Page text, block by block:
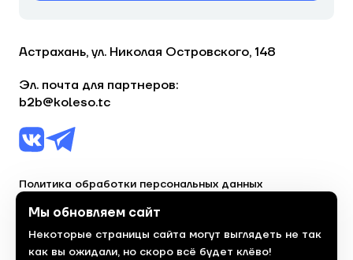
Астрахань, ул. Николая Островского, 148
Эл. почта для партнеров:
b2b@koleso.tc
Политика обработки персональных данных
© 2023, торгово-сервисная сеть «Колесо»
Мы обновляем сайт
Некоторые страницы сайта могут выглядеть не так
как вы ожидали, но скоро всё будет клёво!